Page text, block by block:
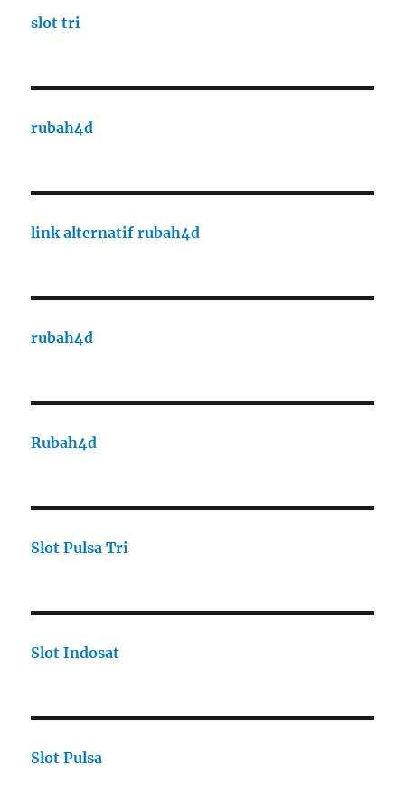
slot tri
rubah4d
link alternatif rubah4d
rubah4d
Rubah4d
Slot Pulsa Tri
Slot Indosat
Slot Pulsa